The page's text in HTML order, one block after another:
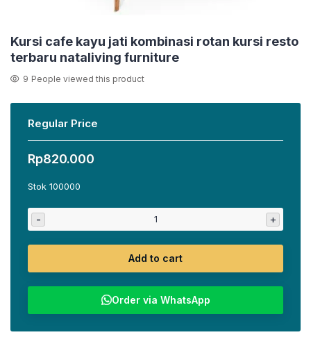
Kursi cafe kayu jati kombinasi rotan kursi resto
terbaru nataliving furniture
9 People viewed this product
Regular Price
Rp820.000
Stok 100000
- +
Add to cart
Order via WhatsApp